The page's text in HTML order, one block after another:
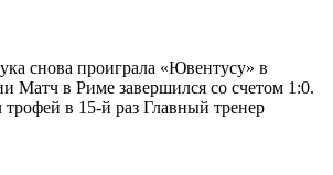
снова проиграла «Ювентусу» в
Матч в Риме завершился со счетом 1:0.
в 15-й раз Главный тренер